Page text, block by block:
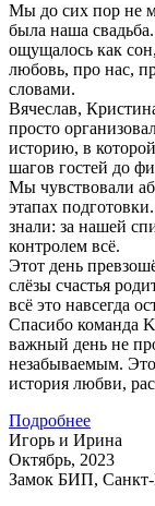
Мы до сих пор не
была наша
ощущалось как
любовь, про нас,
словами.
Вячеслав,
просто
историю, в
шагов гостей до
Мы чувствовали
этапах
знали: за нашей
контролем всё.
Этот день
слёзы счастья
всё это навсегда
Спасибо команда
важный день не
незабываемым.
история любви,
Подробнее
Игорь и Ирина
Октябрь, 2023
Замок БИП, Санкт-